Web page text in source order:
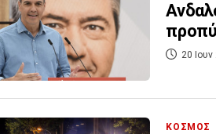
20
ΚΟΣΜΟΣ